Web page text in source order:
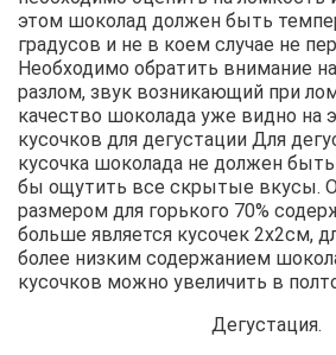
этом шоколад должен быть
градусов и не в коем случае не
Необходимо обратить внимание
разлом, звук возникающий при
качество шоколада уже видно на
кусочков для дегустации Для
кусочка шоколада не должен
бы ощутить все скрытые вкусы.
размером для горького 70%
больше является кусочек 2х2см,
более низким содержанием
кусочков можно увеличить в
Дегустация.